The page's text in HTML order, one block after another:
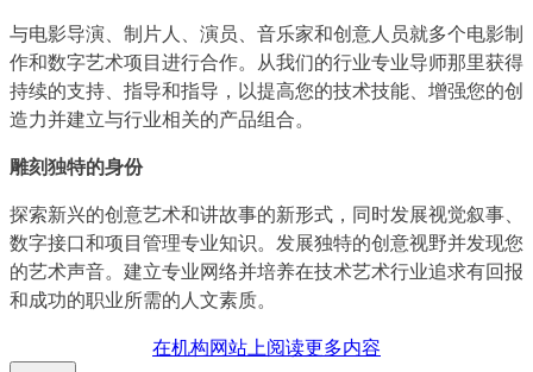
与电影导演、制片人、演员、音乐家和创意人员就多个电影制
作和数字艺术项目进行合作。从我们的行业专业导师那里获得
持续的支持、指导和指导，以提高您的技术技能、增强您的创
造力并建立与行业相关的产品组合。
雕刻独特的身份
探索新兴的创意艺术和讲故事的新形式，同时发展视觉叙事、
数字接口和项目管理专业知识。发展独特的创意视野并发现您
的艺术声音。建立专业网络并培养在技术艺术行业追求有回报
和成功的职业所需的人文素质。
在机构网站上阅读更多内容